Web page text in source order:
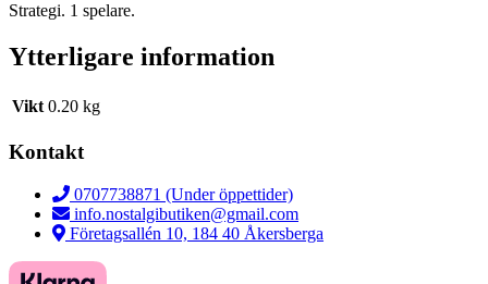
Strategi. 1 spelare.
Ytterligare information
Vikt 0.20 kg
Kontakt
0707738871 (Under öppettider)
info.nostalgibutiken@gmail.com
Företagsallén 10, 184 40 Åkersberga